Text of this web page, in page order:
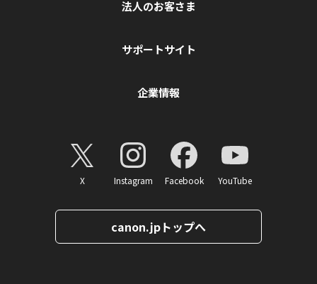
法人のお客さま
サポートサイト
企業情報
X Instagram Facebook YouTube
canon.jpトップへ